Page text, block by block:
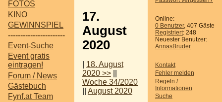
FOTOS
KINO
GEWINNSPIEL
-----------------------
Event-Suche
Event gratis
eintragen!
Forum / News
Gästebuch
Fynf.at Team
Online:
0 Benutzer, 407 Gäste
Registriert: 248
Neuester Benutzer:
AnnasBruder
Kontakt
Fehler melden
Regeln /
Informationen
Suche
17.
August
2020
18. August
2020 >>
Woche 34/2020
August 2020